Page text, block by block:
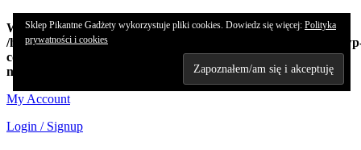
Warning: Undefined array key "edn_subs_nonce_field" in
/home/koncert/domains/pikantnehistorie.pl/public_html/sklep/
content/plugins/8-degree-notification-bar/8degree-
notification.php
Skip
content
My Account
Login / Signup
Sklep Pikantne Gadżety wykorzystuje pliki cookies. Dowiedz się więcej: Polityka
prywatności i cookies